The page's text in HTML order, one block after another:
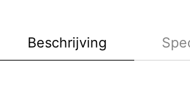
Beschrijving